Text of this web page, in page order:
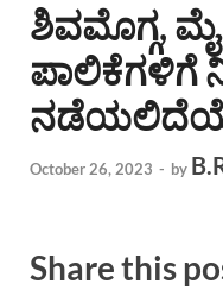
ಶಿವಮೊಗ್ಗ,
ಪಾಲಿಕೆಗಳಿಗೆ
October 26, 2023 - by
Share this